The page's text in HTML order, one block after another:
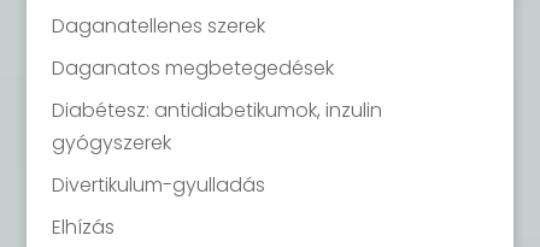
Daganatellenes szerek
Daganatos megbetegedések
Diabétesz: antidiabetikumok, inzulin
gyógyszerek
Divertikulum-gyulladás
Elhízás